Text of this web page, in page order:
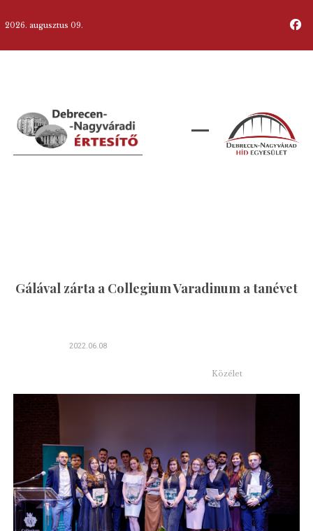
2026. augusztus 09.
Gálával zárta a Collegium Varadinum a tanévet
2022.06.08
Közélet